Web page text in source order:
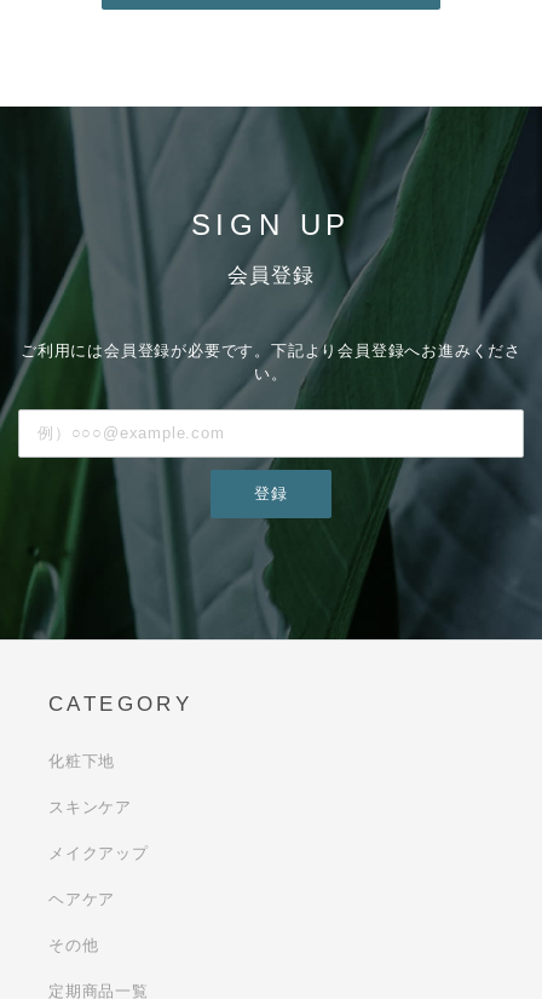
SIGN UP
会員登録
ご利用には会員登録が必要です。下記より会員登録へお進みくださ
い。
登録
CATEGORY
化粧下地
スキンケア
メイクアップ
ヘアケア
その他
定期商品一覧